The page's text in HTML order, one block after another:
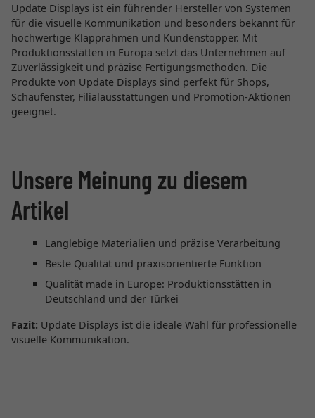
Update Displays ist ein führender Hersteller von Systemen
für die visuelle Kommunikation und besonders bekannt für
hochwertige Klapprahmen und Kundenstopper. Mit
Produktionsstätten in Europa setzt das Unternehmen auf
Zuverlässigkeit und präzise Fertigungsmethoden. Die
Produkte von Update Displays sind perfekt für Shops,
Schaufenster, Filialausstattungen und Promotion-Aktionen
geeignet.
Unsere Meinung zu diesem
Artikel
Langlebige Materialien und präzise Verarbeitung
Beste Qualität und praxisorientierte Funktion
Qualität made in Europe: Produktionsstätten in
Deutschland und der Türkei
Fazit: Update Displays ist die ideale Wahl für professionelle
visuelle Kommunikation.